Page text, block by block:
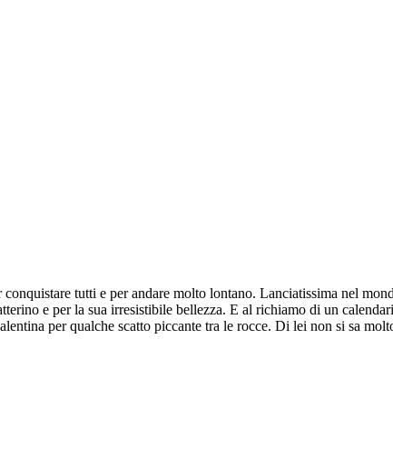
tutti e per andare molto lontano. Lanciatissima nel
e per la sua irresistibile bellezza. E al richiamo di un
per qualche scatto piccante tra le rocce. Di lei non si sa